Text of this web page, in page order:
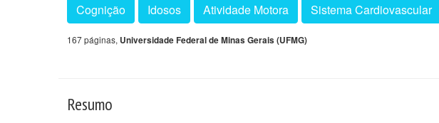
Cognição Idosos Atividade Motora Sistema Cardiovascular
167 páginas, Universidade Federal de Minas Gerais (UFMG)
Resumo